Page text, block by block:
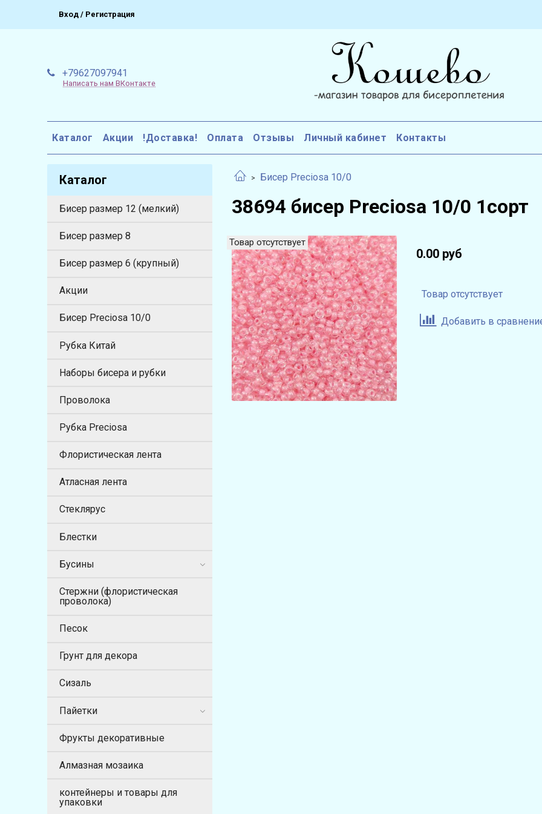
Вход / Регистрация
+79627097941
Написать нам ВКонтакте
Каталог Акции !Доставка! Оплата Отзывы Личный кабинет Контакты
Бисер Preciosa 10/0
38694 бисер Preciosa 10/0 1сорт
Товар отсутствует
0.00 руб
Товар отсутствует
Добавить в
Каталог
Бисер размер 12 (мелкий)
Бисер размер 8
Бисер размер 6 (крупный)
Акции
Бисер Preciosa 10/0
Рубка Китай
Наборы бисера и рубки
Проволока
Рубка Preciosa
Флористическая лента
Атласная лента
Стеклярус
Блестки
Бусины
Стержни (флористическая
проволока)
Песок
Грунт для декора
Сизаль
Пайетки
Фрукты декоративные
Алмазная мозаика
контейнеры и товары для
упаковки